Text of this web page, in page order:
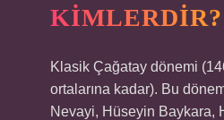
KIMLERDIR?
Klasik Çağatay dönemi
ortalarına kadar). Bu
Nevayi, Hüseyin Baykara,